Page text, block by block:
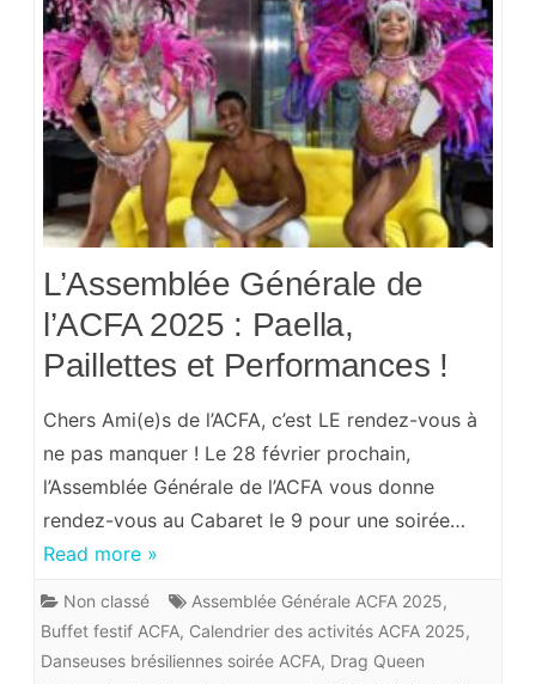
L’Assemblée Générale de
l’ACFA 2025 : Paella,
Paillettes et Performances !
Chers Ami(e)s de l’ACFA, c’est LE rendez-vous à
ne pas manquer ! Le 28 février prochain,
l’Assemblée Générale de l’ACFA vous donne
rendez-vous au Cabaret le 9 pour une soirée…
Read more »
Non classé Assemblée Générale ACFA 2025,
Buffet festif ACFA, Calendrier des activités ACFA 2025,
Danseuses brésiliennes soirée ACFA, Drag Queen